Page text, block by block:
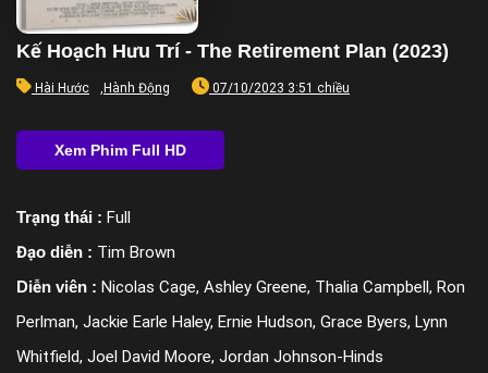
Kế Hoạch Hưu Trí - The Retirement Plan (2023)
Hài Hước , Hành Động 07/10/2023 3:51 chiều
Trạng thái : Full
Đạo diễn : Tim Brown
Diễn viên : Nicolas Cage, Ashley Greene, Thalia Campbell, Ron
Perlman, Jackie Earle Haley, Ernie Hudson, Grace Byers, Lynn
Whitfield, Joel David Moore, Jordan Johnson-Hinds